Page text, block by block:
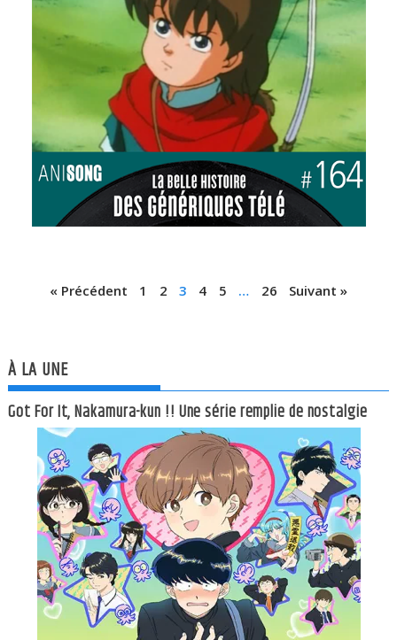
« Précédent 1 2 3 4 5 … 26 Suivant »
À LA UNE
Got For It, Nakamura-kun !! Une série remplie de nostalgie